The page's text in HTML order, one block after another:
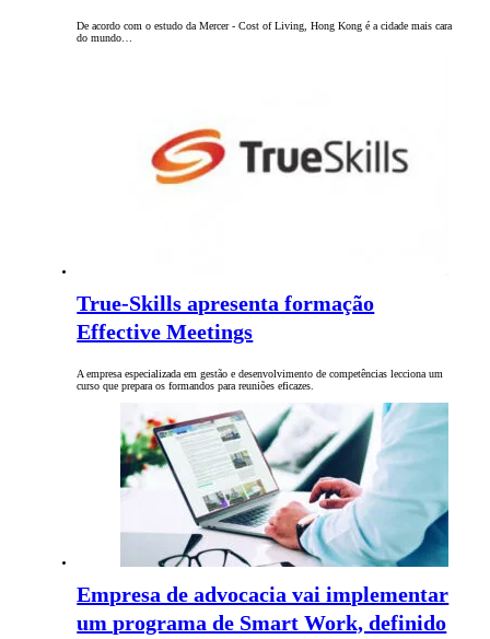
De acordo com o estudo da Mercer - Cost of Living, Hong Kong é a cidade mais cara
do mundo…
True-Skills apresenta formação
Effective Meetings
A empresa especializada em gestão e desenvolvimento de competências lecciona um
curso que prepara os formandos para reuniões eficazes.
Empresa de advocacia vai implementar
um programa de Smart Work, definido